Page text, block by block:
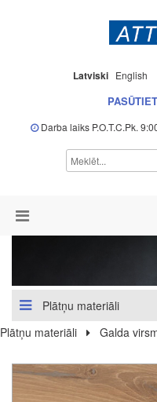
Latviski English
Darba laiks P.O.T.C.Pk.
Plātņu materiāli
Plātņu materiāli
Galda